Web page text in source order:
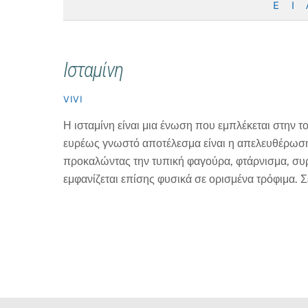
E I
Ισταμίνη
VIVI
Η ισταμίνη είναι μια ένωση που εμπλέκεται στην
ευρέως γνωστό αποτέλεσμα είναι η απελευθέρωση
προκαλώντας την τυπική φαγούρα, φτάρνισμα,
εμφανίζεται επίσης φυσικά σε ορισμένα